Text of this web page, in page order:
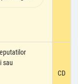
sau
CD